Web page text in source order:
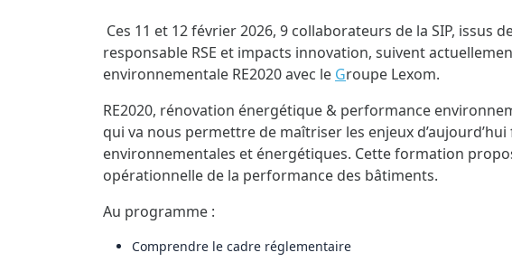
Ces 11 et 12 février 2026, 9 collaborateurs de la SIP, issus
responsable RSE et impacts innovation, suivent
environnementale RE2020 avec le Groupe Lexom.
RE2020, rénovation énergétique & performance
qui va nous permettre de maîtriser les enjeux
environnementales et énergétiques. Cette formation
opérationnelle de la performance des bâtiments.
Au programme :
Comprendre le cadre réglementaire